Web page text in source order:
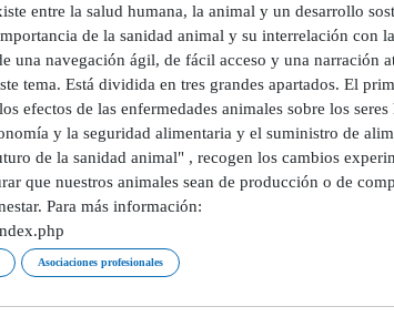
entre la salud humana, la animal y un desarrollo
de la sanidad animal y su interrelación con
una navegación ágil, de fácil acceso y una narración
tema. Está dividida en tres grandes apartados. El
efectos de las enfermedades animales sobre los
y la seguridad alimentaria y el suministro de
de la sanidad animal" , recogen los cambios
que nuestros animales sean de producción o de
Para más información:
Asociaciones profesionales